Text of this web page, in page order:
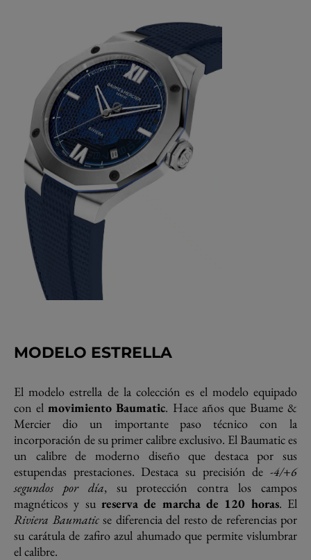
MODELO ESTRELLA
El modelo estrella de la colección es el modelo equipado
con elmovimiento Baumatic. Hace años que Buame &
Mercier dio un importante paso técnico con la
incorporación de su primer calibre exclusivo. El Baumatic es
un calibre de moderno diseño que destaca por sus
estupendas prestaciones. Destaca su precisión de -4/+6
segundos por día, su protección contra los campos
magnéticos y su reserva de marcha de 120 horas. El
Riviera Baumatic se diferencia del resto de referencias por
su carátula de zafiro azul ahumado que permite vislumbrar
el calibre.